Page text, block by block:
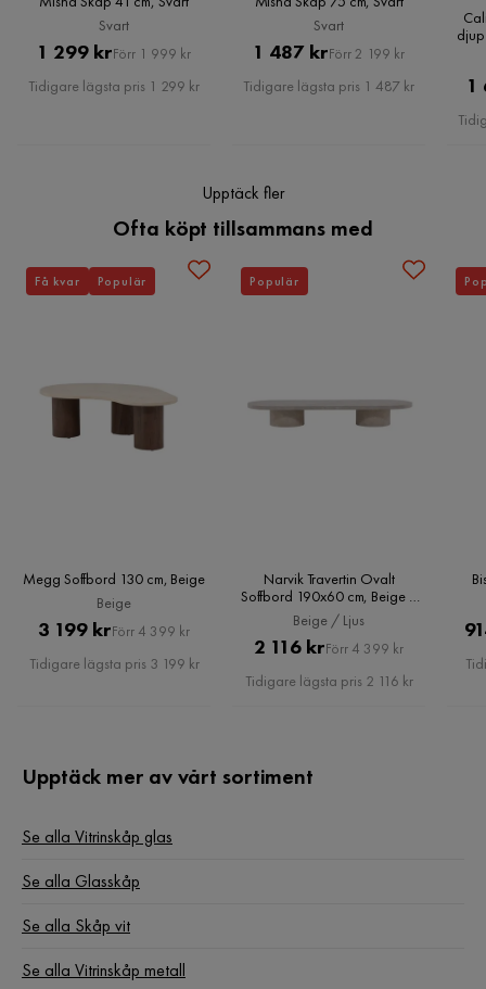
Maxvikt
Serie Misha
Svart
Pris
1 299 krOriginal
Pris
Förr 1 999 kr
Tidigare lägsta pris 1 299 kr
Svart
Pris
1 487 krOriginal
Pris
Förr 2 199 kr
Tidigare lägsta pris 1 487 kr 1
Upptäck fler
Ofta köpt tillsammans med
Megg Soffbord 130 cm, Beige
Beige
Pris
3 199 krOriginal
Pris
Förr 4 399 kr
Tidigare lägsta pris 3 199 kr
Få kvar Populär
Narvik Travertin Ovalt
Soffbord 190x60 cm, Beige /
Ljus
Beige / Ljus
Pris
2 116 krOriginal
Pris
Förr 4 399 kr
Tidigare lägsta pris 2 116 kr
Populär
Upptäck mer av vårt sortiment
Se alla Vitrinskåp glas
Se alla Glasskåp
Se alla Skåp vit
Se alla Vitrinskåp metall